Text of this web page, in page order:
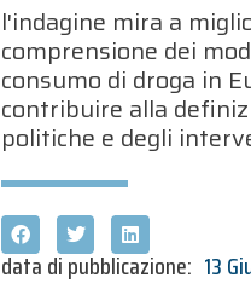
l'indagine mira a
comprensione dei
consumo di droga in
contribuire alla
politiche e degli
data di pubblicazione: 13